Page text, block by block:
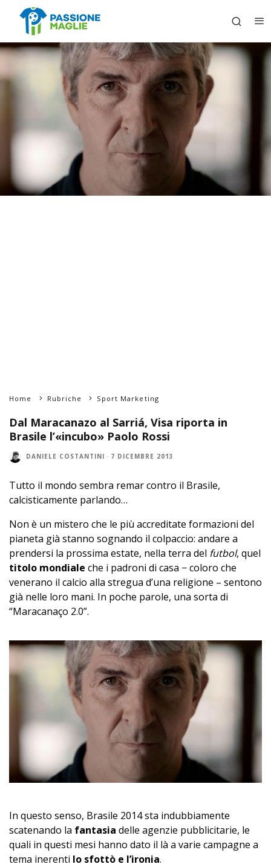
Home Rubriche Sport Marketing
Dal Maracanazo al Sarriá, Visa riporta in
Brasile l’«incubo» Paolo Rossi
DANIELE COSTANTINI · 7 DICEMBRE 2013
Tutto il mondo sembra remar contro il Brasile,
calcisticamente parlando…
Non è un mistero che le più accreditate formazioni del
pianeta già stanno sognando il colpaccio: andare a
prendersi la prossima estate, nella terra del futbol, quel
titolo mondiale che i padroni di casa − coloro che
venerano il calcio alla stregua d’una religione – sentono
già nelle loro mani. In poche parole, una sorta di
“Maracanaço 2.0”.
In questo senso, Brasile 2014 sta indubbiamente
scatenando la fantasia delle agenzie pubblicitarie, le
quali in questi mesi hanno dato il là a varie campagne a
tema inerenti lo sfottò e l’ironia.